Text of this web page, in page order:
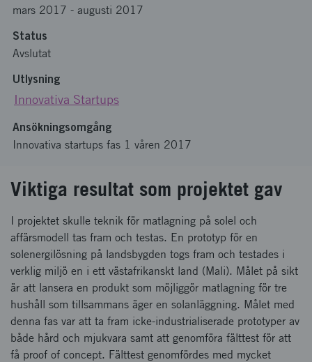
mars 2017 - augusti 2017
Status
Avslutat
Utlysning
Innovativa Startups
Ansökningsomgång
Innovativa startups fas 1 våren 2017
Viktiga resultat som projektet gav
I projektet skulle teknik för matlagning på solel och
affärsmodell tas fram och testas. En prototyp för en
solenergilösning på landsbygden togs fram och testades i
verklig miljö en i ett västafrikanskt land (Mali). Målet på sikt
är att lansera en produkt som möjliggör matlagning för tre
hushåll som tillsammans äger en solanläggning. Målet med
denna fas var att ta fram icke-industrialiserade prototyper av
både hård och mjukvara samt att genomföra fälttest för att
få proof of concept. Fälttest genomfördes med mycket